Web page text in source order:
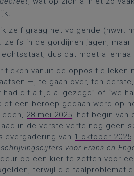
zelf graag het volgende (nwvr:
in de gordijnen jagen,
dus dat moet
vanuit de oppositie leken
—, te gaan over, ten
had dit altijd al gezegd” of “we
een beroep gedaan werd op
28 mei 2025, het begin van
in de verste verte nog geen
van 1 oktober 2025
voor Frans en
op een kier te zetten voor
terwijl die